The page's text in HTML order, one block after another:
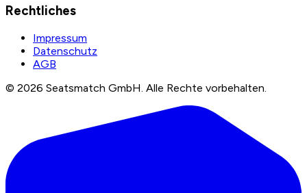
Rechtliches
Impressum
Datenschutz
AGB
© 2026 Seatsmatch GmbH. Alle Rechte vorbehalten.